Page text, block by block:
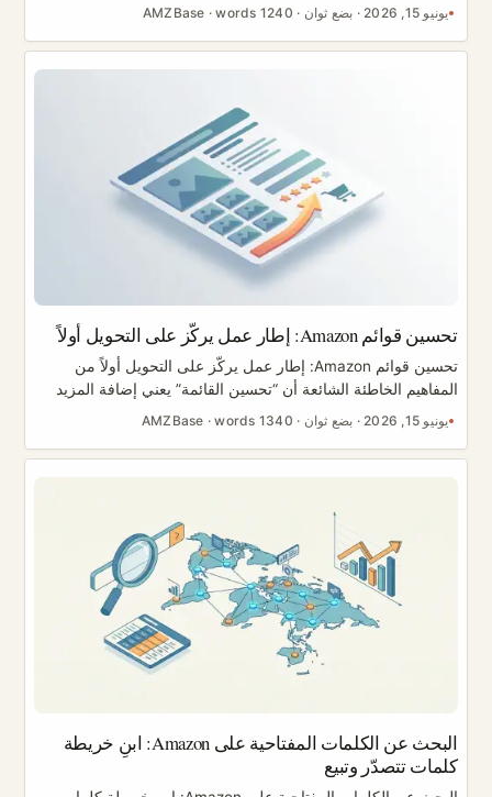
وسيلة «لشراء طريقك إلى القمة». وهذا التصوّر بالذات هو سبب
للترتيب، بل هي إدارة للربح. المهمة هي الإنفاق على عمليات البحث
التي تردّ عليك المال، وتجويع تلك التي لا تفعل، ثم التوسّع في ما
يونيو 15, 2026 · بضع ثوان ·
1240 words
·
AMZBase
تحسين قوائم Amazon: إطار عمل يركّز على التحويل أولاً
تحسين قوائم Amazon: إطار عمل يركّز على التحويل أولاً من
المفاهيم الخاطئة الشائعة أن “تحسين القائمة” يعني إضافة المزيد
من الكلمات المفتاحية. هذا غير صحيح. القائمة الرائعة على
كي يعرضها Amazon، وتقدّم الإقناع (persuasion) كي يشتري
مجددًا. يتعامل هذا الإطار مع قائمتك بوصفها آلة تحويل. سنمر على
العناصر عنصرًا تلو الآخر، مع قوالب وقائمة تحقق قابلة لإعادة
الاستخدام يمكنك تطبيقها اليوم. ...
يونيو 15, 2026 · بضع ثوان ·
1340 words
·
AMZBase
البحث عن الكلمات المفتاحية على Amazon: ابنِ خريطة
كلمات تتصدّر وتبيع